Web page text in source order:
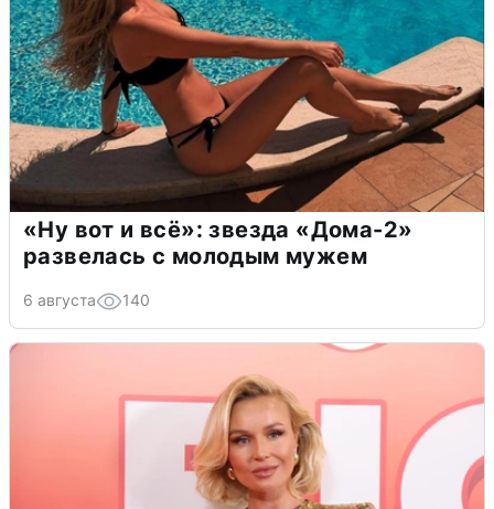
«Ну вот и всё»: звезда «Дома-2»
развелась с молодым мужем
6 августа 140